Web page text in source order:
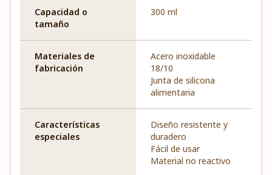
Capacidad o
tamaño
300 ml
Materiales de
fabricación
Acero inoxidable
18/10
Junta de silicona
alimentaria
Características
especiales
Diseño resistente y
duradero
Fácil de usar
Material no reactivo